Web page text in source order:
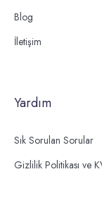
Blog
İletişim
Yardım
Sık Sorulan Sorular
Gizlilik Politikası ve